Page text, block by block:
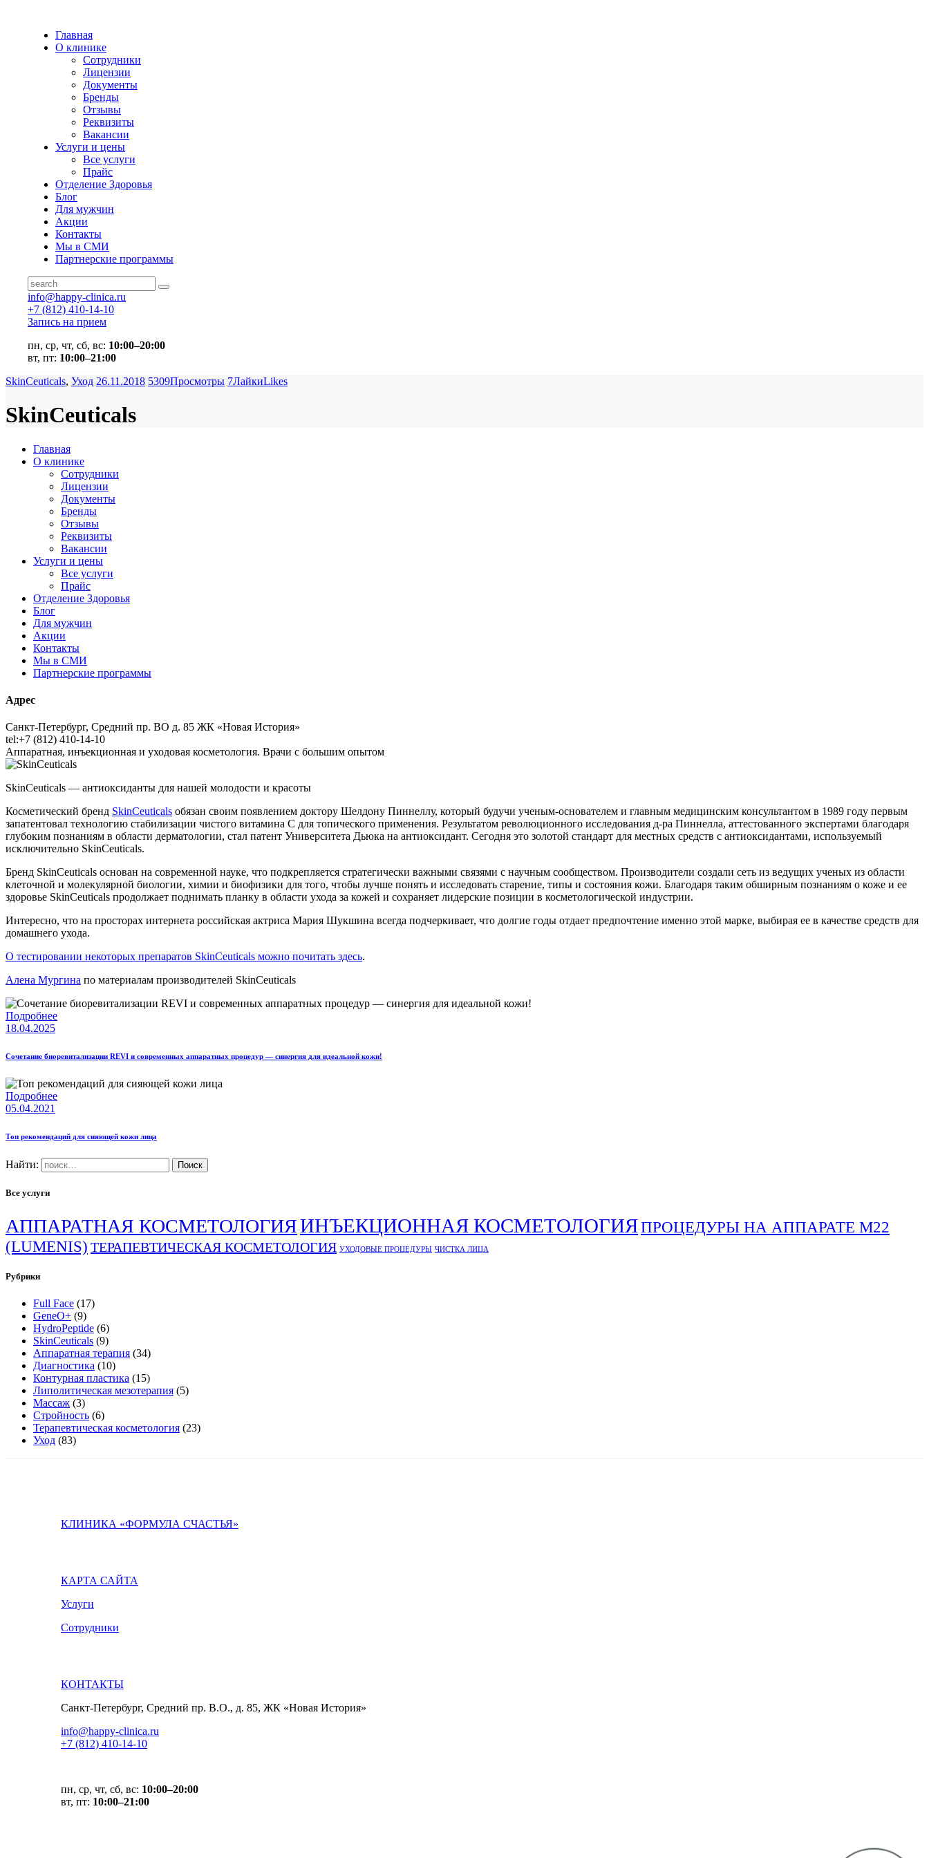
Главная
О клинике
Сотрудники
Лицензии
Документы
Бренды
Отзывы
Реквизиты
Вакансии
Услуги и цены
Все услуги
Прайс
Отделение Здоровья
Блог
Для мужчин
Акции
Контакты
Мы в СМИ
Партнерские программы
info@happy-clinica.ru
+7 (812) 410-14-10
Запись на прием
пн, ср, чт, сб, вс: 10:00–20:00
вт, пт: 10:00–21:00
SkinCeuticals, Уход 26.11.2018 5309Просмотры 7ЛайкиLikes
SkinCeuticals
Главная
О клинике
Сотрудники
Лицензии
Документы
Бренды
Отзывы
Реквизиты
Вакансии
Услуги и цены
Все услуги
Прайс
Отделение Здоровья
Блог
Для мужчин
Акции
Контакты
Мы в СМИ
Партнерские программы
Адрес
Санкт-Петербург, Средний пр. ВО д. 85 ЖК «Новая История»
tel:+7 (812) 410-14-10
Аппаратная, инъекционная и уходовая косметология. Врачи с большим опытом
SkinCeuticals — антиоксиданты для нашей молодости и красоты
Косметический бренд SkinCeuticals обязан своим появлением доктору Шелдону Пиннеллу, который будучи ученым-основателем и главным медицинским консультантом в 1989 году первым
запатентовал технологию стабилизации чистого витамина С для топического применения. Результатом революционного исследования д-ра Пиннелла, аттестованного экспертами благодаря
глубоким познаниям в области дерматологии, стал патент Университета Дьюка на антиоксидант. Сегодня это золотой стандарт для местных средств с антиоксидантами, используемый
исключительно SkinCeuticals.
Бренд SkinCeuticals основан на современной науке, что подкрепляется стратегически важными связями с научным сообществом. Производители создали сеть из ведущих ученых из области
клеточной и молекулярной биологии, химии и биофизики для того, чтобы лучше понять и исследовать старение, типы и состояния кожи. Благодаря таким обширным познаниям о коже и ее
здоровье SkinCeuticals продолжает поднимать планку в области ухода за кожей и сохраняет лидерские позиции в косметологической индустрии.
Интересно, что на просторах интернета российская актриса Мария Шукшина всегда подчеркивает, что долгие годы отдает предпочтение именно этой марке, выбирая ее в качестве средств для
домашнего ухода.
О тестировании некоторых препаратов SkinCeuticals можно почитать здесь.
Алена Мургина по материалам производителей SkinCeuticals
Подробнее
18.04.2025
Сочетание биоревитализации REVI и современных аппаратных процедур — синергия для идеальной кожи!
Подробнее
05.04.2021
Топ рекомендаций для сияющей кожи лица
Найти:
Все услуги
АППАРАТНАЯ КОСМЕТОЛОГИЯИНЪЕКЦИОННАЯ КОСМЕТОЛОГИЯПРОЦЕДУРЫ НА АППАРАТЕ М22
(LUMENIS) ТЕРАПЕВТИЧЕСКАЯ КОСМЕТОЛОГИЯ УХОДОВЫЕ ПРОЦЕДУРЫ ЧИСТКА ЛИЦА
Рубрики
Full Face (17)
GeneO+ (9)
HydroPeptide (6)
SkinCeuticals (9)
Аппаратная терапия (34)
Диагностика (10)
Контурная пластика (15)
Липолитическая мезотерапия (5)
Массаж (3)
Стройность (6)
Терапевтическая косметология (23)
Уход (83)
КЛИНИКА «ФОРМУЛА СЧАСТЬЯ»
КАРТА САЙТА
Услуги
Сотрудники
КОНТАКТЫ
Санкт-Петербург, Средний пр. В.О., д. 85, ЖК «Новая История»
info@happy-clinica.ru
+7 (812) 410-14-10
пн, ср, чт, сб, вс: 10:00–20:00
вт, пт: 10:00–21:00